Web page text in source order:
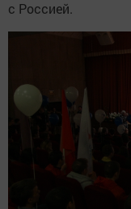
с Россией.